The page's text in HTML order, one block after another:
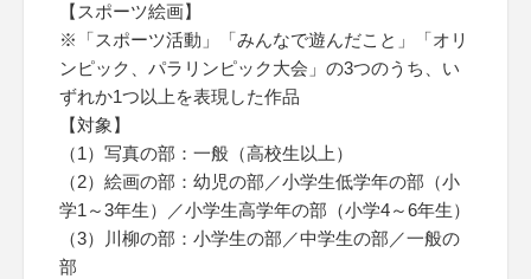
【スポーツ絵画】
※「スポーツ活動」「みんなで遊んだこと」「オリ
ンピック、パラリンピック大会」の3つのうち、い
ずれか1つ以上を表現した作品
【対象】
（1）写真の部：一般（高校生以上）
（2）絵画の部：幼児の部／小学生低学年の部（小
学1～3年生）／小学生高学年の部（小学4～6年生）
（3）川柳の部：小学生の部／中学生の部／一般の
部